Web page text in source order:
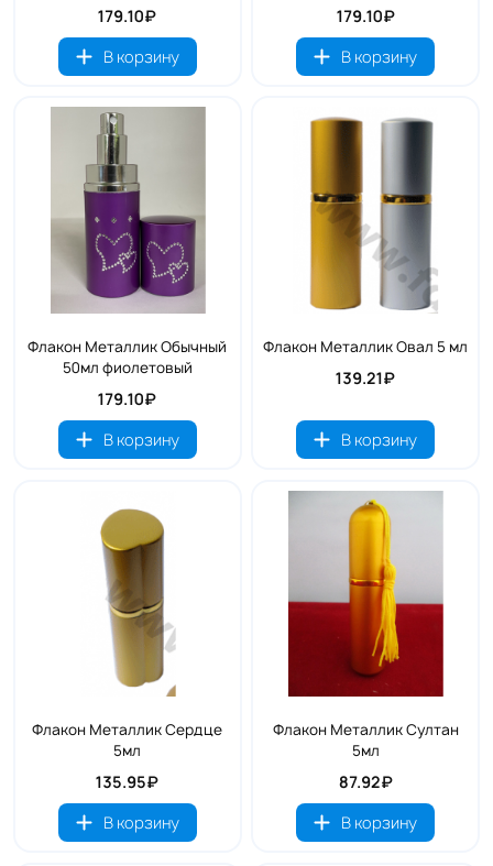
179.10₽
В корзину
179.10₽
В корзину
Флакон Металлик Обычный
50мл фиолетовый
179.10₽
В корзину
Флакон Металлик Овал 5 мл
139.21₽
В корзину
Флакон Металлик Сердце
5мл
135.95₽
В корзину
Флакон Металлик Султан
5мл
87.92₽
В корзину